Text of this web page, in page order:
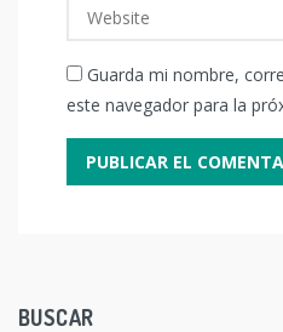
Guarda mi nombre,
este navegador para la
BUSCAR